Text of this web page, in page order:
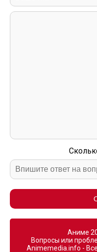
Аниме
Вопросы или
Animemedia.info -